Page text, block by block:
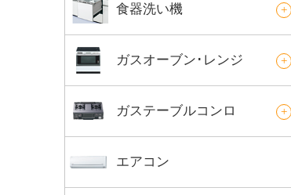
食器洗い機
ガスオーブン･レンジ
ガステーブルコンロ
エアコン